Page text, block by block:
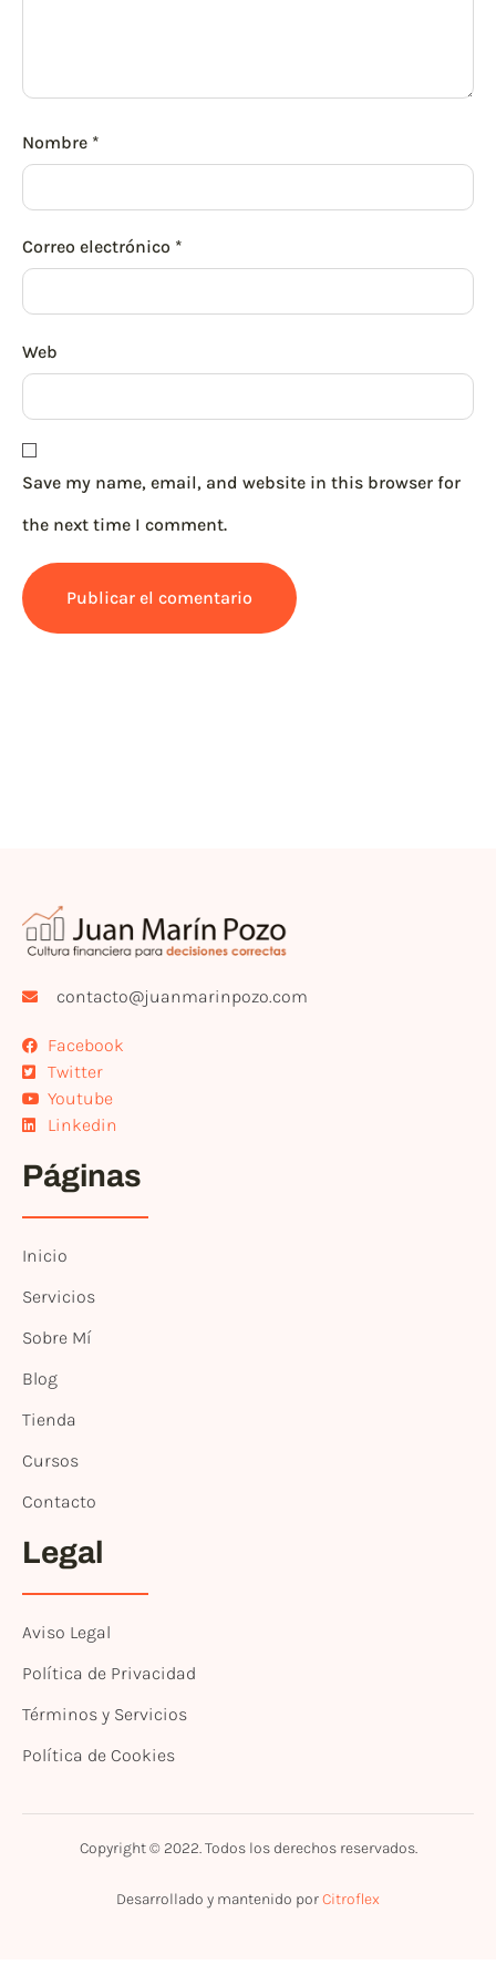
Nombre *
Correo electrónico *
Web
Save my name, email, and website in this browser for
the next time I comment.
contacto@juanmarinpozo.com
Facebook
Twitter
Youtube
Linkedin
Páginas
Inicio
Servicios
Sobre Mí
Blog
Tienda
Cursos
Contacto
Legal
Aviso Legal
Política de Privacidad
Términos y Servicios
Política de Cookies
Copyright © 2022. Todos los derechos reservados.
Desarrollado y mantenido porCitroflex